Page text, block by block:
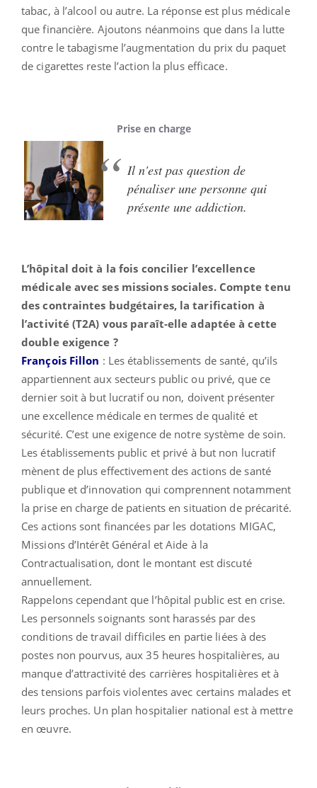
tabac, à l’alcool ou autre. La réponse est plus médicale
que financière. Ajoutons néanmoins que dans la lutte
contre le tabagisme l’augmentation du prix du paquet
de cigarettes reste l’action la plus efficace.
Prise en charge
Il n'est pas question de
pénaliser une personne qui
présente une addiction.
L’hôpital doit à la fois concilier l’excellence
médicale avec ses missions sociales. Compte tenu
des contraintes budgétaires, la tarification à
l’activité (T2A) vous paraît-elle adaptée à cette
double exigence ?
François Fillon : Les établissements de santé, qu’ils
appartiennent aux secteurs public ou privé, que ce
dernier soit à but lucratif ou non, doivent présenter
une excellence médicale en termes de qualité et
sécurité. C’est une exigence de notre système de soin.
Les établissements public et privé à but non lucratif
mènent de plus effectivement des actions de santé
publique et d’innovation qui comprennent notamment
la prise en charge de patients en situation de précarité.
Ces actions sont financées par les dotations MIGAC,
Missions d’Intérêt Général et Aide à la
Contractualisation, dont le montant est discuté
annuellement.
Rappelons cependant que l’hôpital public est en crise.
Les personnels soignants sont harassés par des
conditions de travail difficiles en partie liées à des
postes non pourvus, aux 35 heures hospitalières, au
manque d’attractivité des carrières hospitalières et à
des tensions parfois violentes avec certains malades et
leurs proches. Un plan hospitalier national est à mettre
en œuvre.